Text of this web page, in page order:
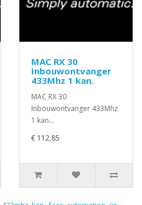
MAC RX 30
Inbouwontvanger
433Mhz 1 kan.
MAC RX 30
Inbouwontvanger 433Mhz
1 kan...
€ 112,85